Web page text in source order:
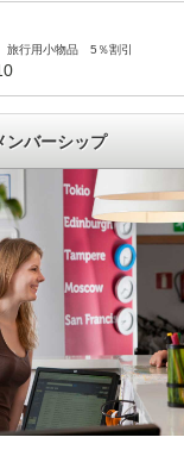
旅行用小物品 5％割引
ンバーシップ